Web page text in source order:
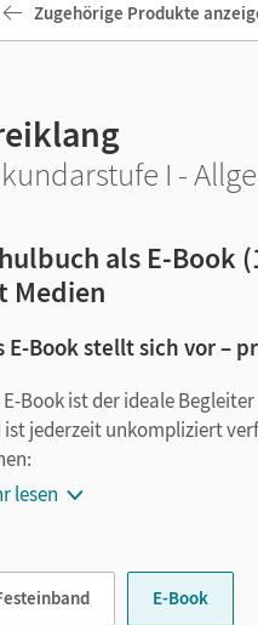
Zugehörige Produkte
I -
als E-Book
Medien
E-Book stellt sich vor –
E-Book ist der ideale
ist jederzeit unkompliziert
Text ergänzen
Lesezeichen hinzufügen
lesen
E-Book